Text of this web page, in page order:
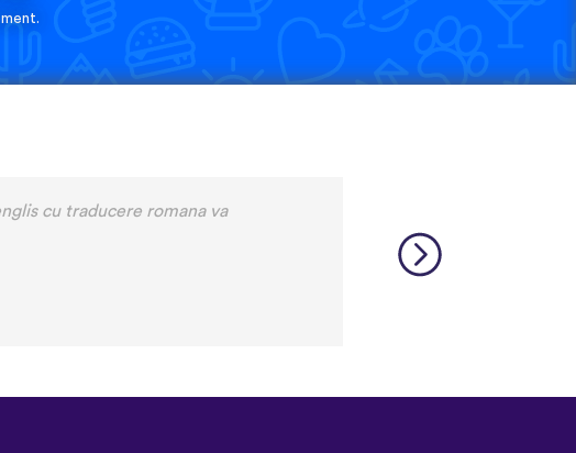
which is a relatively rare language
by how many other incredibly rare
I love that native speakers are used
The biggest thing, though is the